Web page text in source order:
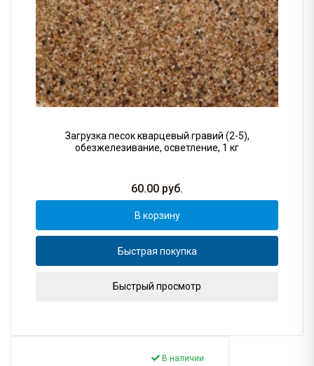
Загрузка песок кварцевый гравий (2-5),
обезжелезивание, осветление, 1 кг
60.00 руб.
В корзину
Быстрая покупка
Быстрый просмотр
В наличии